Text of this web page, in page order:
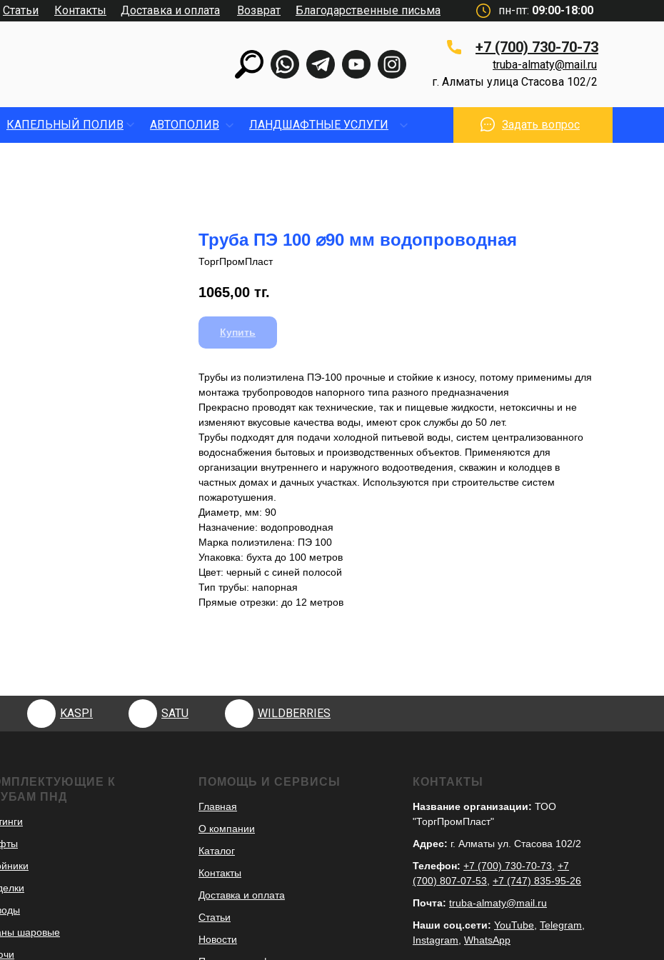
Доставка и оплата
Контакты
Статьи пн-пт: 09:00-18:00
+7 (700) 730-70-73
г. Алматы улица Стасова 102/2
truba-almaty@mail.ru
Возврат Благодарственные письма
КАПЕЛЬНЫЙ ПОЛИВ АВТОПОЛИВ ЛАНДШАФТНЫЕ УСЛУГИ Задать вопрос
Труба ПЭ 100 ⌀90 мм водопроводная
ТоргПромПласт
1065,00 тг.
Купить
Трубы из полиэтилена ПЭ-100 прочные и стойкие к износу, потому применимы для
монтажа трубопроводов напорного типа разного предназначения
Прекрасно проводят как технические, так и пищевые жидкости, нетоксичны и не
изменяют вкусовые качества воды, имеют срок службы до 50 лет.
Трубы подходят для подачи холодной питьевой воды, систем централизованного
водоснабжения бытовых и производственных объектов. Применяются для
организации внутреннего и наружного водоотведения, скважин и колодцев в
частных домах и дачных участках. Используются при строительстве систем
пожаротушения.
Диаметр, мм: 90
Назначение: водопроводная
Марка полиэтилена: ПЭ 100
Упаковка: бухта до 100 метров
Цвет: черный с синей полосой
Тип трубы: напорная
Прямые отрезки: до 12 метров
KASPI SATU WILDBERRIES
К
ПНД
шаровые
ПОМОЩЬ И СЕРВИСЫ
Главная
О компании
Каталог
Контакты
Доставка и оплата
Статьи
Новости
КОНТАКТЫ
Название организации: ТОО
"ТоргПромПласт"
Адрес: г. Алматы ул. Стасова 102/2
Телефон: +7 (700) 730-70-73, +7
(700) 807-07-53, +7 (747) 835-95-26
Почта: truba-almaty@mail.ru
Наши соц.сети: YouTube, Telegram,
Instagram, WhatsApp